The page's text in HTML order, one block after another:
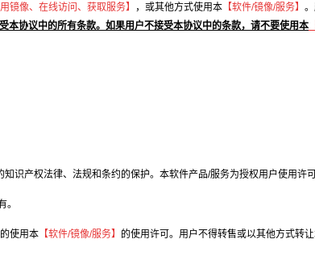
镜像、在线访问、获取服务】 ，或其他方式使用本 【软件/镜像/服务】
本协议中的所有条款。如果用户不接受本协议中的条款，请不要使用本
识产权法律、法规和条约的保护。本软件产品/服务为授权用户使用许可
。
使用本 【软件/镜像/服务】 的使用许可。用户不得转售或以其他方式转